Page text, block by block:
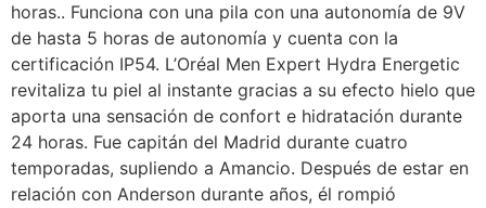
horas.. Funciona con una pila con una autonomía de 9V
de hasta 5 horas de autonomía y cuenta con la
certificación IP54. L’Oréal Men Expert Hydra Energetic
revitaliza tu piel al instante gracias a su efecto hielo que
aporta una sensación de confort e hidratación durante
24 horas. Fue capitán del Madrid durante cuatro
temporadas, supliendo a Amancio. Después de estar en
relación con Anderson durante años, él rompió